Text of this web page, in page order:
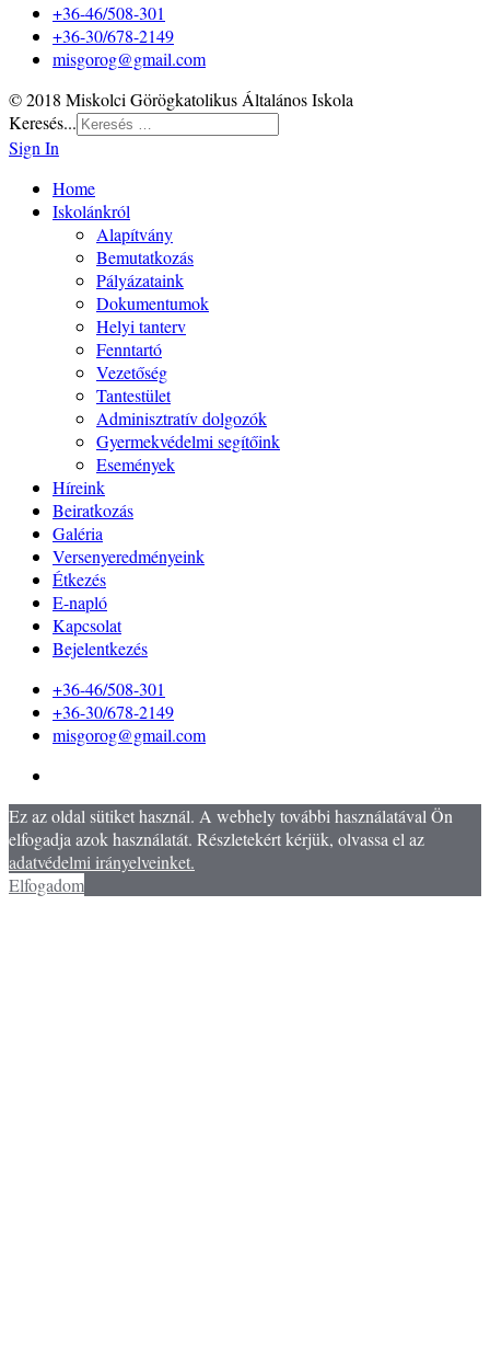
+36-46/508-301
+36-30/678-2149
misgorog@gmail.com
© 2018 Miskolci Görögkatolikus Általános Iskola
Keresés...
Sign In
Home
Iskolánkról
Alapítvány
Bemutatkozás
Pályázataink
Dokumentumok
Helyi tanterv
Fenntartó
Vezetőség
Tantestület
Adminisztratív dolgozók
Gyermekvédelmi segítőink
Események
Híreink
Beiratkozás
Galéria
Versenyeredményeink
Étkezés
E-napló
Kapcsolat
Bejelentkezés
+36-46/508-301
+36-30/678-2149
misgorog@gmail.com
Ez az oldal sütiket használ. A webhely további használatával Ön
elfogadja azok használatát. Részletekért kérjük, olvassa el az
adatvédelmi irányelveinket.
Elfogadom